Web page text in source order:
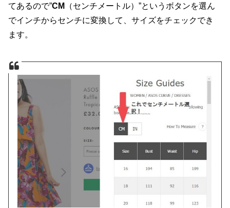
てあるので”CM （センチメートル）”というボタンを選ん
でインチからセンチに変換して、サイズをチェックでき
ます。